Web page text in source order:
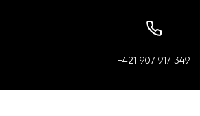
+421 907 917 349